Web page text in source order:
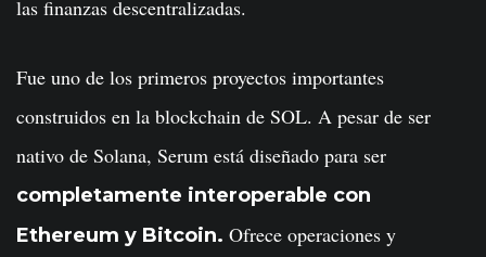
las finanzas descentralizadas.
Fue uno de los primeros proyectos importantes
construidos en la blockchain de SOL. A pesar de ser
nativo de Solana, Serum está diseñado para ser
completamente interoperable con
Ethereum y Bitcoin. Ofrece operaciones y